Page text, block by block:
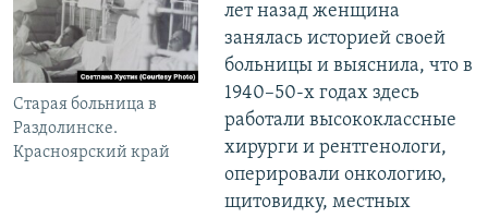
Старая больница в
Раздолинске.
Красноярский край
лет назад женщина
занялась историей своей
больницы и выяснила, что в
1940–50-х годах здесь
работали высококлассные
хирурги и рентгенологи,
оперировали онкологию,
щитовидку, местных